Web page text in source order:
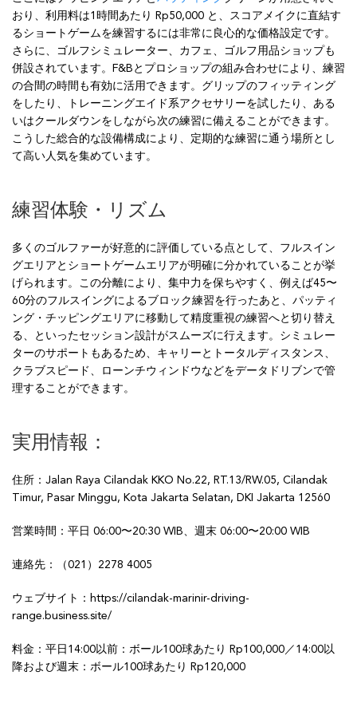
おり、利用料は1時間あたり Rp50,000 と、スコアメイクに直結す
るショートゲームを練習するには非常に良心的な価格設定です。
さらに、ゴルフシミュレーター、カフェ、ゴルフ用品ショップも
併設されています。F&Bとプロショップの組み合わせにより、練習
の合間の時間も有効に活用できます。グリップのフィッティング
をしたり、トレーニングエイド系アクセサリーを試したり、ある
いはクールダウンをしながら次の練習に備えることができます。
こうした総合的な設備構成により、定期的な練習に通う場所とし
て高い人気を集めています。
練習体験・リズム
多くのゴルファーが好意的に評価している点として、フルスイン
グエリアとショートゲームエリアが明確に分かれていることが挙
げられます。この分離により、集中力を保ちやすく、例えば45〜
60分のフルスイングによるブロック練習を行ったあと、パッティ
ング・チッピングエリアに移動して精度重視の練習へと切り替え
る、といったセッション設計がスムーズに行えます。シミュレー
ターのサポートもあるため、キャリーとトータルディスタンス、
クラブスピード、ローンチウィンドウなどをデータドリブンで管
理することができます。
実用情報：
住所：Jalan Raya Cilandak KKO No.22, RT.13/RW.05, Cilandak
Timur, Pasar Minggu, Kota Jakarta Selatan, DKI Jakarta 12560
営業時間：平日 06:00〜20:30 WIB、週末 06:00〜20:00 WIB
連絡先：（021）2278 4005
ウェブサイト：https://cilandak-marinir-driving-
range.business.site/
料金：平日14:00以前：ボール100球あたり Rp100,000／14:00以
降および週末：ボール100球あたり Rp120,000